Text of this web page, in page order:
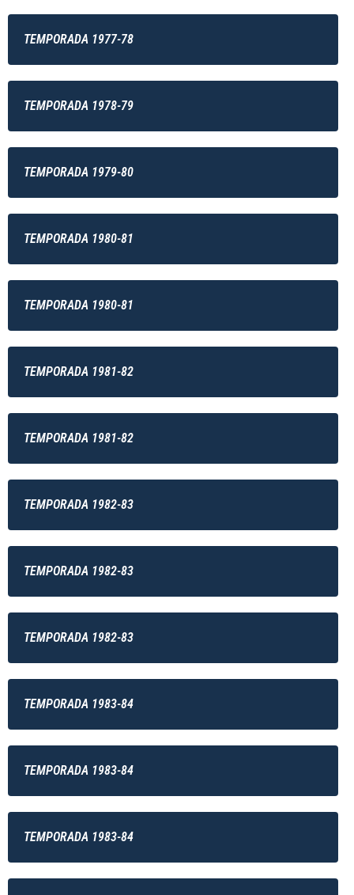
TEMPORADA 1977-78
TEMPORADA 1978-79
TEMPORADA 1979-80
TEMPORADA 1980-81
TEMPORADA 1980-81
TEMPORADA 1981-82
TEMPORADA 1981-82
TEMPORADA 1982-83
TEMPORADA 1982-83
TEMPORADA 1982-83
TEMPORADA 1983-84
TEMPORADA 1983-84
TEMPORADA 1983-84